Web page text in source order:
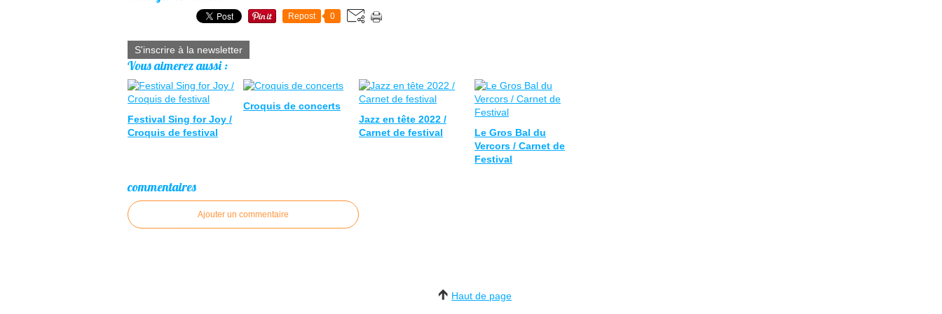
Repost 0
S'inscrire à la newsletter
Vous aimerez aussi :
Festival Sing for Joy /
Croquis de festival
Croquis de concerts
Jazz en tête 2022 /
Carnet de festival
Le Gros Bal du
Vercors / Carnet de
Festival
commentaires
Ajouter un commentaire
Haut de page